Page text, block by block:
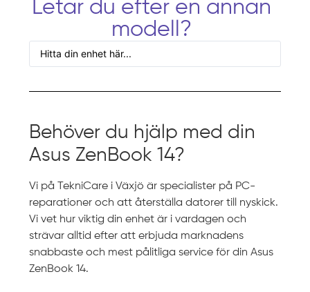
Letar du efter en annan
modell?
Behöver du hjälp med din
Asus ZenBook 14?
Vi på TekniCare i Växjö är specialister på PC-
reparationer och att återställa datorer till nyskick.
Vi vet hur viktig din enhet är i vardagen och
strävar alltid efter att erbjuda marknadens
snabbaste och mest pålitliga service för din Asus
ZenBook 14.